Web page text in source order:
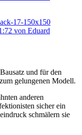
und für den
gelungenen Modell.
anderen
sicher ein
schmälern sie